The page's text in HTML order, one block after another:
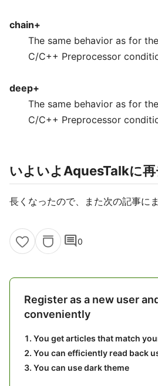
chain+
The same behavior as for
C/C++ Preprocessor
deep+
The same behavior as for
C/C++ Preprocessor
いよいよAquesTalkに
長くなったので、また次の記事に
comment0
Register as a new user
conveniently
You get articles that match
You can efficiently read back
You can use dark theme